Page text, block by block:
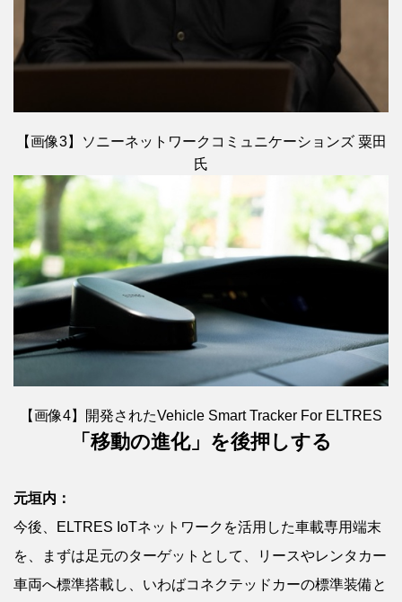
【画像3】ソニーネットワークコミュニケーションズ 粟田
氏
【画像4】開発されたVehicle Smart Tracker For ELTRES
「移動の進化」を後押しする
元垣内：
今後、ELTRES IoTネットワークを活用した車載専用端末
を、まずは足元のターゲットとして、リースやレンタカー
車両へ標準搭載し、いわばコネクテッドカーの標準装備と